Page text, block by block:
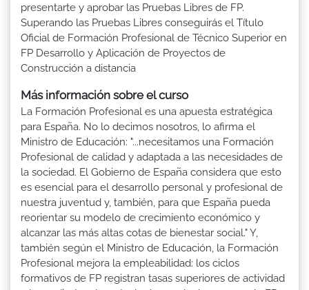
presentarte y aprobar las Pruebas Libres de FP.
Superando las Pruebas Libres conseguirás el Título
Oficial de Formación Profesional de Técnico Superior en
FP Desarrollo y Aplicación de Proyectos de
Construcción a distancia
Más información sobre el curso
La Formación Profesional es una apuesta estratégica
para España. No lo decimos nosotros, lo afirma el
Ministro de Educación: "...necesitamos una Formación
Profesional de calidad y adaptada a las necesidades de
la sociedad. El Gobierno de España considera que esto
es esencial para el desarrollo personal y profesional de
nuestra juventud y, también, para que España pueda
reorientar su modelo de crecimiento económico y
alcanzar las más altas cotas de bienestar social." Y,
también según el Ministro de Educación, la Formación
Profesional mejora la empleabilidad: los ciclos
formativos de FP registran tasas superiores de actividad